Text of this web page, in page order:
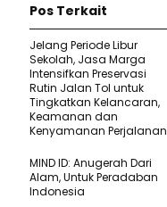
Pos Terkait
Jelang Periode Libur
Sekolah, Jasa Marga
Intensifkan Preservasi
Rutin Jalan Tol untuk
Tingkatkan Kelancaran,
Keamanan dan
Kenyamanan Perjalanan
MIND ID: Anugerah Dari
Alam, Untuk Peradaban
Indonesia